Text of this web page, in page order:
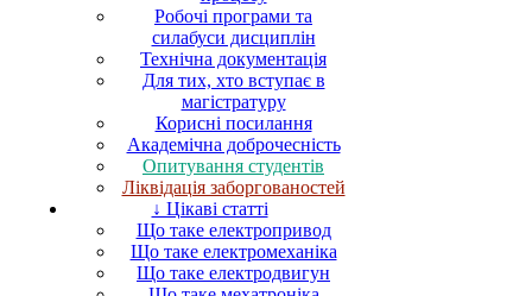
Робочі програми та
силабуси дисциплін
Технічна документація
Для тих, хто вступає в
магістратуру
Корисні посилання
Академічна доброчесність
Опитування студентів
Ліквідація заборгованостей
↓ Цікаві статті
Що таке електропривод
Що таке електромеханіка
Що таке електродвигун